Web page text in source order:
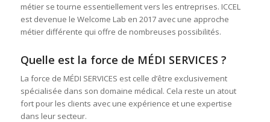
métier se tourne essentiellement vers les entreprises. ICCEL
est devenue le Welcome Lab en 2017 avec une approche
métier différente qui offre de nombreuses possibilités.
Quelle est la force de MÉDI SERVICES ?
La force de MÉDI SERVICES est celle d’être exclusivement
spécialisée dans son domaine médical. Cela reste un atout
fort pour les clients avec une expérience et une expertise
dans leur secteur.